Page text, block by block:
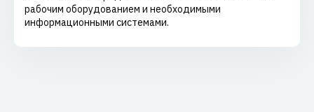
рабочим оборудованием и необходимыми
информационными системами.